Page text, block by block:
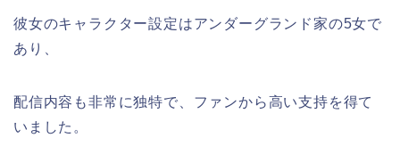
彼女のキャラクター設定はアンダーグランド家の5女で
あり、
配信内容も非常に独特で、ファンから高い支持を得て
いました。